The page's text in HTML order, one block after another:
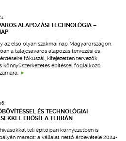
ALAPOZÁSI TECHNOLÓGIA –
az első olyan szakmai nap Magyarországon,
a talajcsavaros alapozás tervezési és
fókuszál, kifejezetten tervezők,
könnyűszerkezetes építéssel foglalkozó
ÉS TECHNOLÓGIAI
ERŐSÍT A TERRÁN
teli építőipari környezetben is
maradt: a vállalat nettó árbevétele 2024-